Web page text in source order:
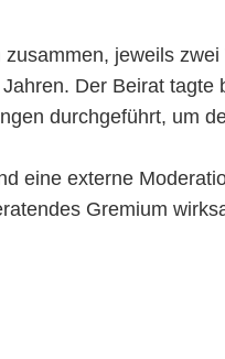
jeweils
Der Beirat
durchgeführt, um
eine externe
Gremium